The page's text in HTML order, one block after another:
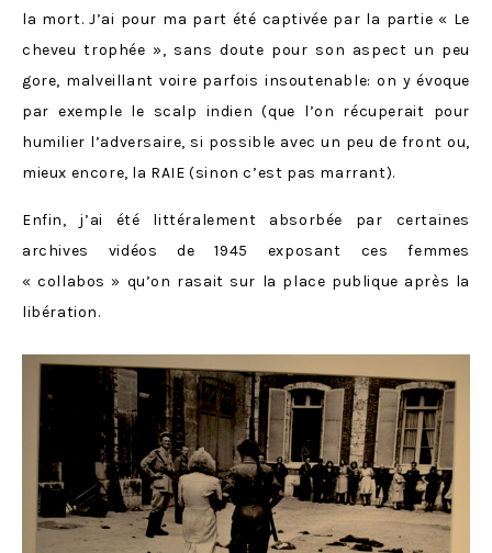
la mort. J’ai pour ma part été captivée par la partie « Le
cheveu trophée », sans doute pour son aspect un peu
gore, malveillant voire parfois insoutenable: on y évoque
par exemple le scalp indien (que l’on récuperait pour
humilier l’adversaire, si possible avec un peu de front ou,
mieux encore, la RAIE (sinon c’est pas marrant).
Enfin, j’ai été littéralement absorbée par certaines
archives vidéos de 1945 exposant ces femmes
« collabos » qu’on rasait sur la place publique après la
libération.